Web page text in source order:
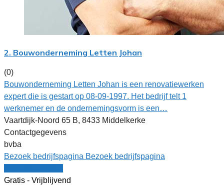
2. Bouwonderneming Letten Johan
(0)
Bouwonderneming Letten Johan is een renovatiewerken
expert die is gestart op 08-09-1997. Het bedrijf telt 1
werknemer en de ondernemingsvorm is een…
Vaartdijk-Noord 65 B, 8433 Middelkerke
Contactgegevens
bvba
Bezoek bedrijfspagina Bezoek bedrijfspagina
Gratis - Vrijblijvend